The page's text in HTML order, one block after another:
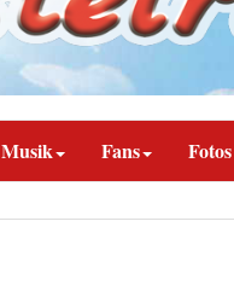
Musik Fans Fotos